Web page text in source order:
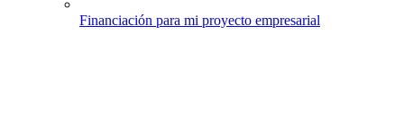
Financiación para mi proyecto empresarial